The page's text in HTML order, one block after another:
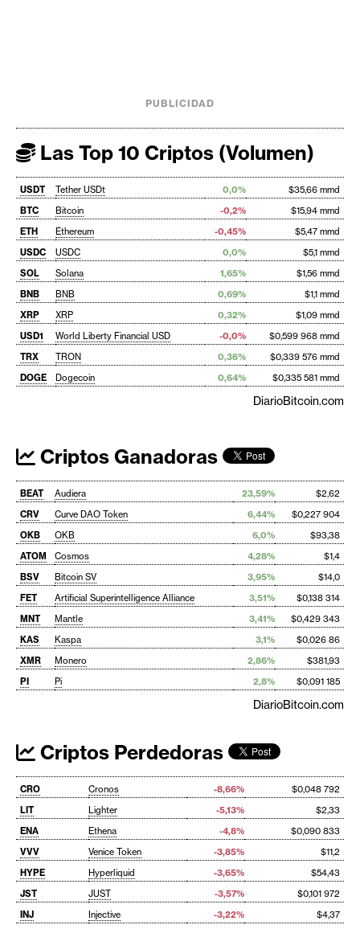
PUBLICIDAD
Las Top 10 Criptos (Volumen)
USDT Tether USDt 0,0%
$35,66 mmd
BTC
Bitcoin -0,2%
$15,94 mmd
ETH
Ethereum -0,45%
$5,47 mmd
USDC
USDC 0,0%
$5,1 mmd
SOL
Solana 1,65%
$1,56 mmd
BNB
BNB 0,69%
$1,1 mmd
XRP
XRP 0,32%
$1,09 mmd
USD1
World Liberty Financial USD -0,0%
$0,599 968 mmd
TRX
TRON 0,36%
$0,339 576 mmd
DOGE
Dogecoin 0,64% $0,335 581 mmd
DiarioBitcoin.com
Criptos Ganadoras
BEAT Audiera 23,59%
$2,62
CRV
Curve DAO Token 6,44%
$0,227 904
OKB
OKB 6,0%
$93,38
ATOM
Cosmos 4,28%
$1,4
BSV
Bitcoin SV 3,95%
$14,0
FET
Artificial Superintelligence Alliance 3,51%
$0,138 314
MNT
Mantle 3,41%
$0,429 343
KAS
Kaspa 3,1%
$0,026 86
XMR
Monero 2,86%
$381,93
PI
Pi 2,8% $0,091 185
DiarioBitcoin.com
Criptos Perdedoras
CRO Cronos -8,66%
$0,048 792
LIT
Lighter -5,13%
$2,33
ENA
Ethena -4,8%
$0,090 833
VVV
Venice Token -3,85%
$11,2
HYPE
Hyperliquid -3,65%
$54,43
JST
JUST -3,57%
$0,101 972
INJ
Injective -3,22% $4,37